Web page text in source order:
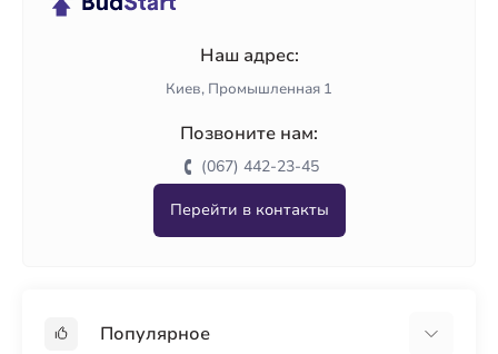
Наш адрес:
Киев, Промышленная 1
Позвоните нам:
(067) 442-23-45
Перейти в контакты
Популярное